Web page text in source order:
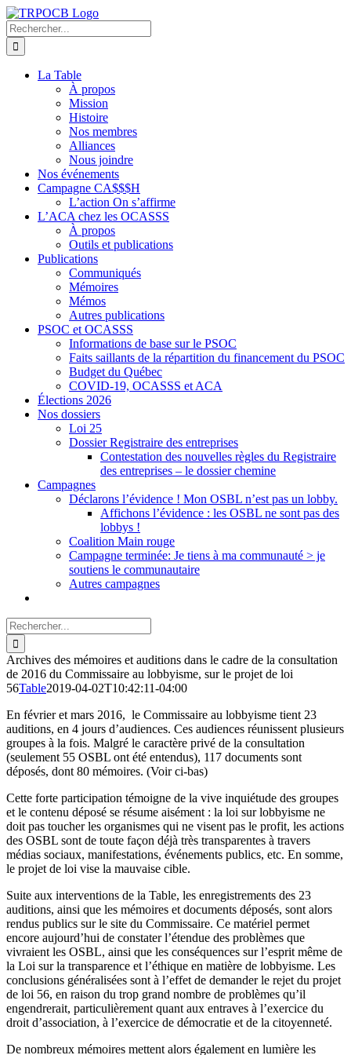
Passer
au
contenu
Rechercher:
La Table
À propos
Mission
Histoire
Nos membres
Alliances
Nous joindre
Nos événements
Campagne CA$$$H
L’action On s’affirme
L’ACA chez les OCASSS
À propos
Outils et publications
Publications
Communiqués
Mémoires
Mémos
Autres publications
PSOC et OCASSS
Informations de base sur le PSOC
Faits saillants de la répartition du financement du PSOC
Budget du Québec
COVID-19, OCASSS et ACA
Élections 2026
Nos dossiers
Loi 25
Dossier Registraire des entreprises
Contestation des nouvelles règles du Registraire
des entreprises – le dossier chemine
Campagnes
Déclarons l’évidence ! Mon OSBL n’est pas un lobby.
Affichons l’évidence : les OSBL ne sont pas des
lobbys !
Coalition Main rouge
Campagne terminée: Je tiens à ma communauté > je
soutiens le communautaire
Autres campagnes
Rechercher:
Archives des mémoires et auditions dans le cadre de la consultation
de 2016 du Commissaire au lobbyisme, sur le projet de loi
56Table2019-04-02T10:42:11-04:00
En février et mars 2016, le Commissaire au lobbyisme tient 23
auditions, en 4 jours d’audiences. Ces audiences réunissent plusieurs
groupes à la fois. Malgré le caractère privé de la consultation
(seulement 55 OSBL ont été entendus), 117 documents sont
déposés, dont 80 mémoires. (Voir ci-bas)
Cette forte participation témoigne de la vive inquiétude des groupes
et le contenu déposé se résume aisément : la loi sur lobbyisme ne
doit pas toucher les organismes qui ne visent pas le profit, les actions
des OSBL sont de toute façon déjà très transparentes à travers
médias sociaux, manifestations, événements publics, etc. En somme,
le projet de loi vise la mauvaise cible.
Suite aux interventions de la Table, les enregistrements des 23
auditions, ainsi que les mémoires et documents déposés, sont alors
rendus publics sur le site du Commissaire. Ce matériel permet
encore aujourd’hui de constater l’étendue des problèmes que
vivraient les OSBL, ainsi que les conséquences sur l’esprit même de
la Loi sur la transparence et l’éthique en matière de lobbyisme. Les
conclusions généralisées sont à l’effet de demander le rejet du projet
de loi 56, en raison du trop grand nombre de problèmes qu’il
engendrerait, particulièrement quant aux entraves à l’exercice du
droit d’association, à l’exercice de démocratie et de la citoyenneté.
De nombreux mémoires mettent alors également en lumière les